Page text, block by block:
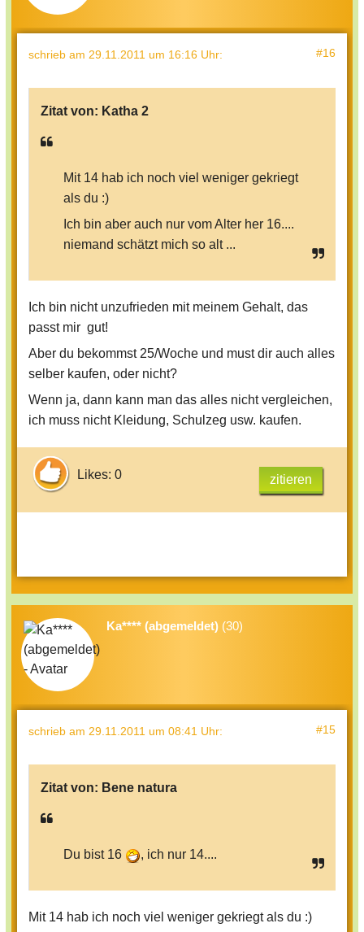
schrieb am 29.11.2011 um 16:16 Uhr: #16
Zitat von: Katha 2
Mit 14 hab ich noch viel weniger gekriegt
als du :)
Ich bin aber auch nur vom Alter her 16....
niemand schätzt mich so alt ...
Ich bin nicht unzufrieden mit meinem Gehalt, das
passt mir gut!
Aber du bekommst 25/Woche und must dir auch alles
selber kaufen, oder nicht?
Wenn ja, dann kann man das alles nicht vergleichen,
ich muss nicht Kleidung, Schulzeg usw. kaufen.
Likes: 0 zitieren
Ka**** (abgemeldet) (30)
schrieb am 29.11.2011 um 08:41 Uhr: #15
Zitat von: Bene natura
Du bist 16 , ich nur 14....
Mit 14 hab ich noch viel weniger gekriegt als du :)